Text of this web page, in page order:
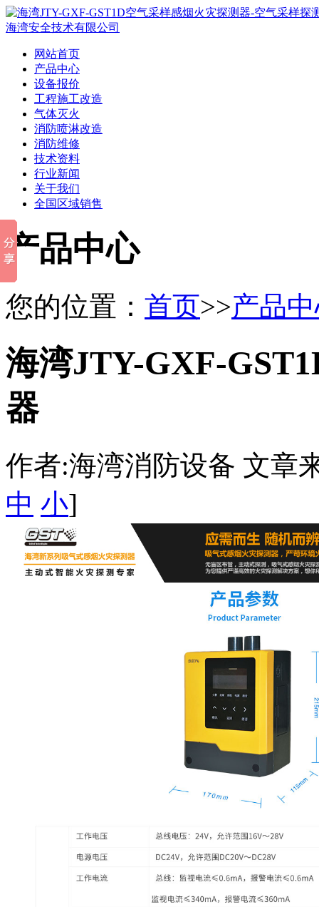
网站首页
产品中心
设备报价
工程施工改造
气体灭火
消防喷淋改造
消防维修
技术资料
行业新闻
关于我们
全国区域销售
产品中心
您的位置： 首页>>产品
海湾JTY-GXF-
器
作者:海湾消防设备 文章
中 小]